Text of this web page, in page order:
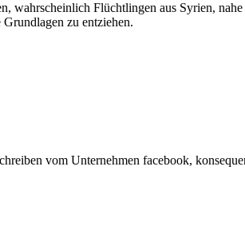
wahrscheinlich Flüchtlingen aus Syrien,
zu entziehen.
vom Unternehmen facebook,